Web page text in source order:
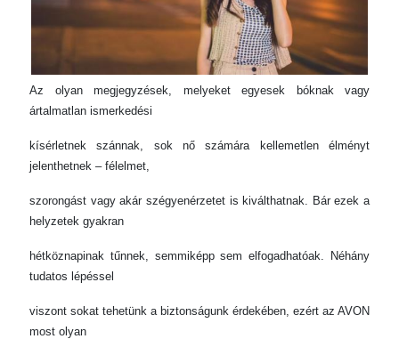
Az olyan megjegyzések, melyeket egyesek bóknak vagy
ártalmatlan ismerkedési
kísérletnek szánnak, sok nő számára kellemetlen élményt
jelenthetnek – félelmet,
szorongást vagy akár szégyenérzetet is kiválthatnak. Bár ezek a
helyzetek gyakran
hétköznapinak tűnnek, semmiképp sem elfogadhatóak. Néhány
tudatos lépéssel
viszont sokat tehetünk a biztonságunk érdekében, ezért az AVON
most olyan